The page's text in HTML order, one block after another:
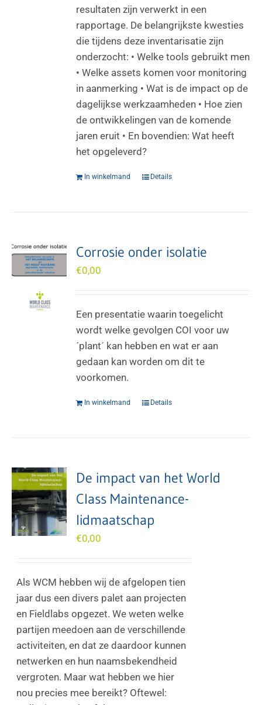
resultaten zijn verwerkt in een
rapportage. De belangrijkste kwesties
die tijdens deze inventarisatie zijn
onderzocht: • Welke tools gebruikt men
• Welke assets komen voor monitoring
in aanmerking • Wat is de impact op de
dagelijkse werkzaamheden • Hoe zien
de ontwikkelingen van de komende
jaren eruit • En bovendien: Wat heeft
het opgeleverd?
In winkelmand Details
Corrosie onder isolatie
€0,00
Een presentatie waarin toegelicht
wordt welke gevolgen COI voor uw
´plant´ kan hebben en wat er aan
gedaan kan worden om dit te
voorkomen.
In winkelmand Details
De impact van het World
Class Maintenance-
lidmaatschap
€0,00
Als WCM hebben wij de afgelopen tien
jaar dus een divers palet aan projecten
en Fieldlabs opgezet. We weten welke
partijen meedoen aan de verschillende
activiteiten, en dat ze daardoor kunnen
netwerken en hun naamsbekendheid
vergroten. Maar wat hebben we hier
nou precies mee bereikt? Oftewel: